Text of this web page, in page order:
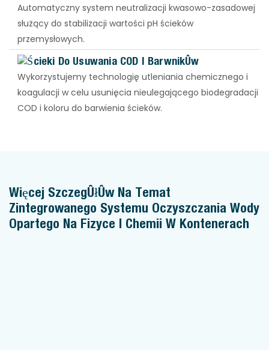
Automatyczny system neutralizacji kwasowo-zasadowej
służący do stabilizacji wartości pH ścieków
przemysłowych.
Ścieki Do Usuwania COD I Barwników
Wykorzystujemy technologię utleniania chemicznego i
koagulacji w celu usunięcia nieulegającego biodegradacji
COD i koloru do barwienia ścieków.
Więcej Szczegółów Na Temat
Zintegrowanego Systemu Oczyszczania Wody
Opartego Na Fizyce I Chemii W Kontenerach